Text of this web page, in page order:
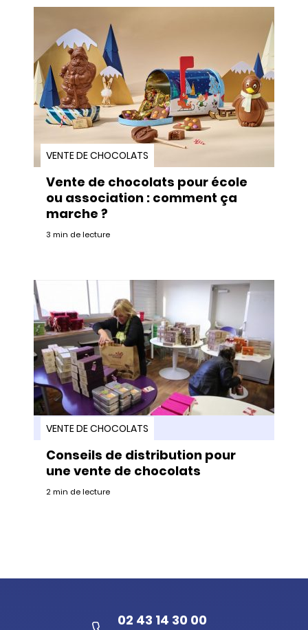
VENTE DE CHOCOLATS
Vente de chocolats pour école
ou association : comment ça
marche ?
3 min de lecture
VENTE DE CHOCOLATS
Conseils de distribution pour
une vente de chocolats
2 min de lecture
02 43 14 30 00